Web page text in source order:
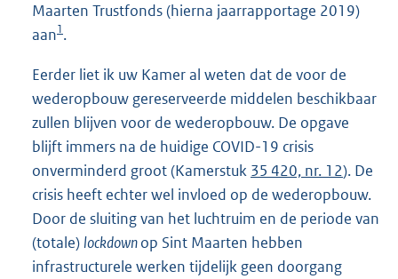
Maarten Trustfonds (hierna jaarrapportage 2019)
aan1.
Eerder liet ik uw Kamer al weten dat de voor de
wederopbouw gereserveerde middelen beschikbaar
zullen blijven voor de wederopbouw. De opgave
blijft immers na de huidige COVID-19 crisis
onverminderd groot (Kamerstuk 35 420, nr. 12). De
crisis heeft echter wel invloed op de wederopbouw.
Door de sluiting van het luchtruim en de periode van
(totale) lockdownop Sint Maarten hebben
infrastructurele werken tijdelijk geen doorgang